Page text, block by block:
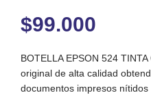
$99.000
BOTELLA EPSON 524
original de alta calidad
documentos impresos nítidos